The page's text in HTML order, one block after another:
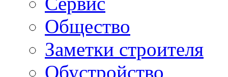
Общество
Заметки строителя
Обустройство